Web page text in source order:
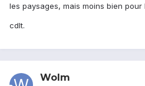
les paysages, mais moins bien pour
cdlt.
Wolm